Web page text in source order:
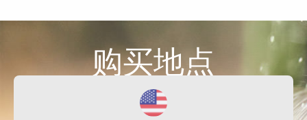
购买地点